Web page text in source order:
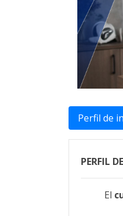
Perfil de
PERFIL
El